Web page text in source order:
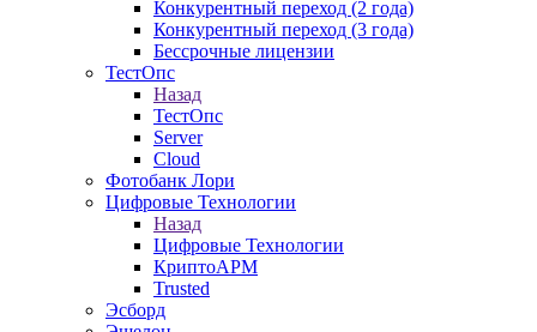
Конкурентный переход (2 года)
Конкурентный переход (3 года)
Бессрочные лицензии
ТестОпс
Назад
ТестОпс
Server
Cloud
Фотобанк Лори
Цифровые Технологии
Назад
Цифровые Технологии
КриптоАРМ
Trusted
Эсборд